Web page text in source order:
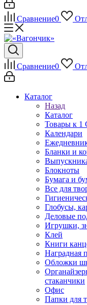
Сравнение0
Сравнение0
Каталог
Назад
Каталог
Товары к 1
Календари
Бланки и
Блокноты
Бумага и
Все для
Глобусы,
Деловые
Игрушки,
Клей
Книги
Наградная
Обложки
стаканчики
Офис
Папки для